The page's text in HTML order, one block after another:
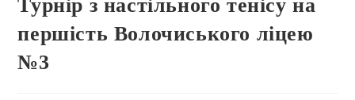
Турнір з настільного тенісу на
першість Волочиського ліцею
№3